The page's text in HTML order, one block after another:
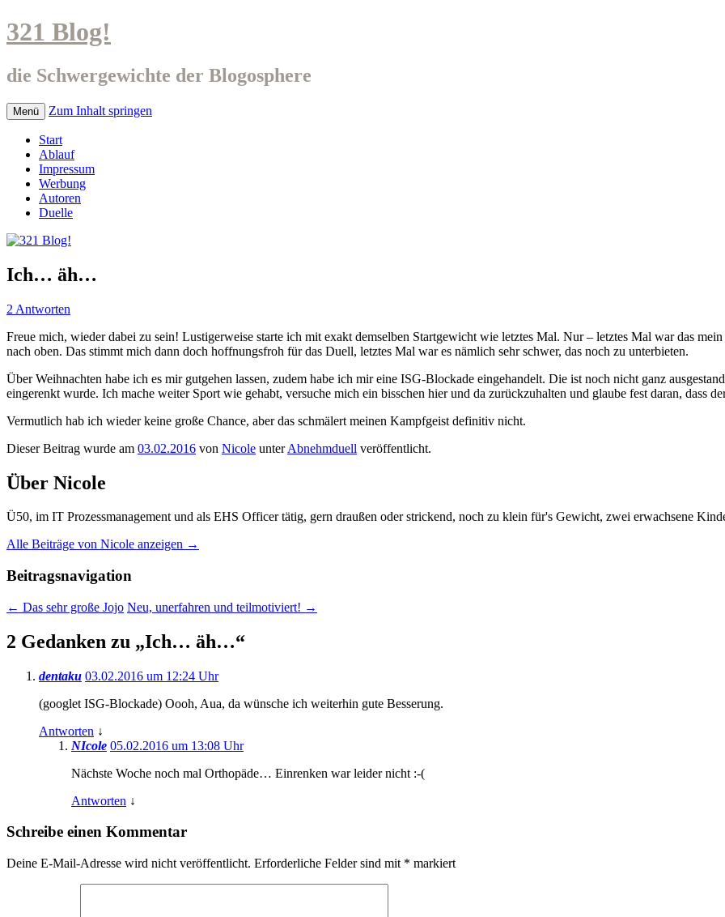
321 Blog!
die Schwergewichte der Blogosphere
Menü Zum Inhalt springen
Start
Ablauf
Impressum
Werbung
Autoren
Duelle
Ich… äh…
2 Antworten
Freue mich, wieder dabei zu sein! Lustigerweise starte ich mit exakt demselben Startgewicht wie letztes Mal. Nur – letztes Mal war das
nach oben. Das stimmt mich dann doch hoffnungsfroh für das Duell, letztes Mal war es nämlich sehr schwer, das noch zu unterbieten.
Über Weihnachten habe ich es mir gutgehen lassen, zudem habe ich mir eine ISG-Blockade eingehandelt. Die ist noch nicht ganz
eingerenkt wurde. Ich mache weiter Sport wie gehabt, versuche mich ein bisschen hier und da zurückzuhalten und glaube fest daran, dass
Vermutlich hab ich wieder keine große Chance, aber das schmälert meinen Kampfgeist definitiv nicht.
Dieser Beitrag wurde am 03.02.2016 von Nicole unterAbnehmduell veröffentlicht.
Über Nicole
Ü50, im IT Prozessmanagement und als EHS Officer tätig, gern draußen oder strickend, noch zu klein für's Gewicht, zwei erwachsene
Alle Beiträge von Nicole anzeigen →
Beitragsnavigation
← Das sehr große Jojo Neu, unerfahren und teilmotiviert! →
2 Gedanken zu „Ich… äh…“
dentaku 03.02.2016 um 12:24 Uhr
(googlet ISG-Blockade) Oooh, Aua, da wünsche ich weiterhin gute Besserung.
Antworten ↓
NIcole 05.02.2016 um 13:08 Uhr
Nächste Woche noch mal Orthopäde… Einrenken war leider nicht :-(
Antworten ↓
Schreibe einen Kommentar
Deine E-Mail-Adresse wird nicht veröffentlicht. Erforderliche Felder sind mit * markiert